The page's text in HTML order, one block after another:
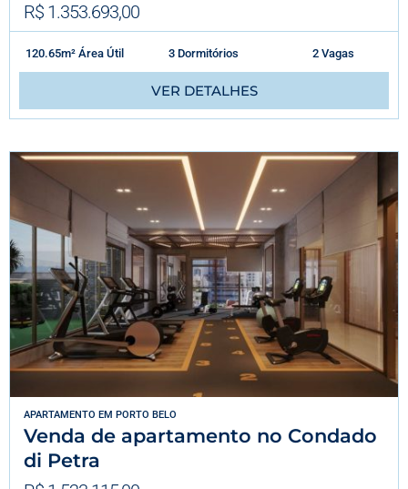
R$ 1.353.693,00
120.65m² Área Útil 3 Dormitórios 2 Vagas
VER DETALHES
APARTAMENTO EM PORTO BELO
Venda de apartamento no Condado
di Petra